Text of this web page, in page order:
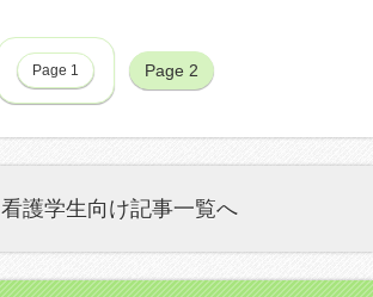
Page 1 Page 2
看護学生向け記事一覧へ